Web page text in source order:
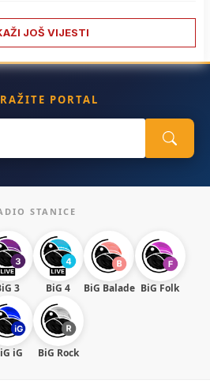
JOŠ VIJESTI
PORTAL
STANICE
3 BiG 4 BiG Balade BiG Folk
iG BiG Rock